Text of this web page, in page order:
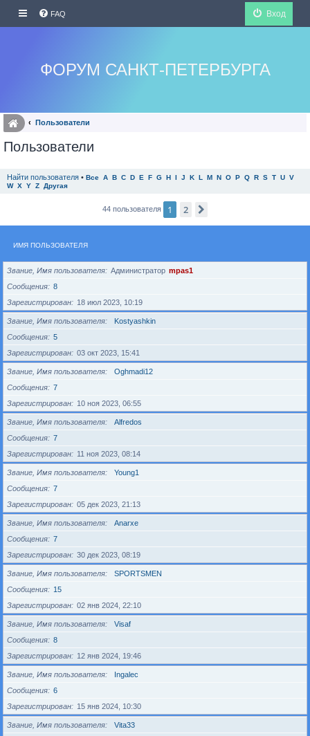
FAQ Вход
ФОРУМ САНКТ-ПЕТЕРБУРГА
Пользователи
Пользователи
Найти пользователя • Все A B C D E F G H I J K L M N O P Q R S T U V
W X Y Z Другая
44 пользователя 1 2
ИМЯ ПОЛЬЗОВАТЕЛЯ
Звание, Имя пользователя Администратор mpas1
Сообщения
8
Зарегистрирован
18 июл 2023, 10:19
Звание, Имя пользователя
Kostyashkin
Сообщения
5
Зарегистрирован
03 окт 2023, 15:41
Звание, Имя пользователя
Oghmadi12
Сообщения
7
Зарегистрирован
10 ноя 2023, 06:55
Звание, Имя пользователя
Alfredos
Сообщения
7
Зарегистрирован
11 ноя 2023, 08:14
Звание, Имя пользователя
Young1
Сообщения
7
Зарегистрирован
05 дек 2023, 21:13
Звание, Имя пользователя
Anarxe
Сообщения
7
Зарегистрирован
30 дек 2023, 08:19
Звание, Имя пользователя
SPORTSMEN
Сообщения
15
Зарегистрирован
02 янв 2024, 22:10
Звание, Имя пользователя
Visaf
Сообщения
8
Зарегистрирован
12 янв 2024, 19:46
Звание, Имя пользователя
Ingalec
Сообщения
6
Зарегистрирован
15 янв 2024, 10:30
Звание, Имя пользователя
Vita33